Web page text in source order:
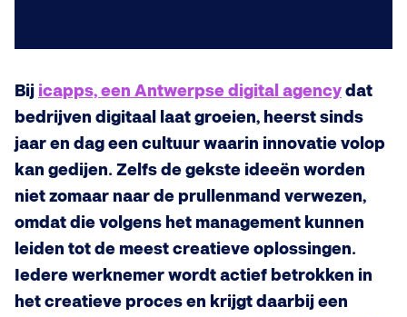
Bij icapps, een Antwerpse digital agencydat
bedrijven digitaal laat groeien, heerst sinds
jaar en dag een cultuur waarin innovatie volop
kan gedijen. Zelfs de gekste ideeën worden
niet zomaar naar de prullenmand verwezen,
omdat die volgens het management kunnen
leiden tot de meest creatieve oplossingen.
Iedere werknemer wordt actief betrokken in
het creatieve proces en krijgt daarbij een